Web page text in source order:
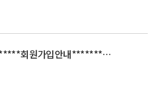
23/03/10 **********회원가입안내************ [필독]